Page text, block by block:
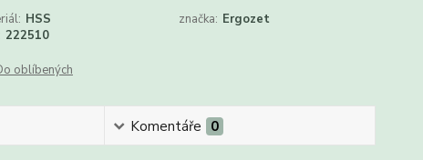
HSS značka: Ergozet
222510
oblíbených
Komentáře 0